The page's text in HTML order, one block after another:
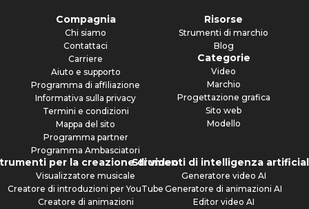
Compagnia
Chi siamo
Contattaci
Carriere
Aiuto e supporto
Programma di affiliazione
Informativa sulla privacy
Termini e condizioni
Mappa del sito
Programma partner
Programma Ambasciatori
Risorse
Strumenti di marchio
Blog
Categorie
Video
Marchio
Progettazione grafica
Sito web
Modello
per la creazione di video
Visualizzatore musicale
Creatore di introduzioni per YouTube
Creatore di animazioni
Strumenti di intelligenza
Generatore video AI
Generatore di animazioni AI
Editor video AI